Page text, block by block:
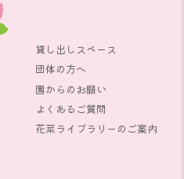
貸し出しスペース
団体の方へ
園からのお願い
よくあるご質問
花菜ライブラリーのご案内